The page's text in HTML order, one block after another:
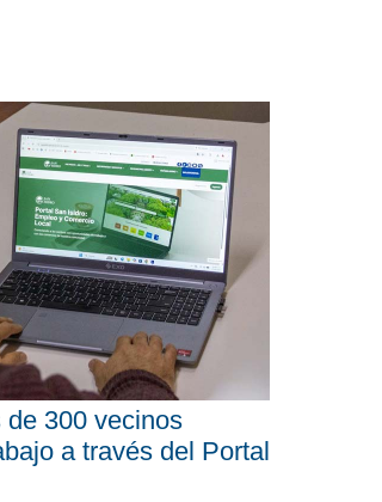
300 vecinos
a través del Portal